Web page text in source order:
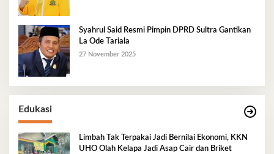
Syahrul Said Resmi Pimpin DPRD Sultra Gantikan
La Ode Tariala
27 November 2025
Edukasi
Limbah Tak Terpakai Jadi Bernilai Ekonomi, KKN
UHO Olah Kelapa Jadi Asap Cair dan Briket